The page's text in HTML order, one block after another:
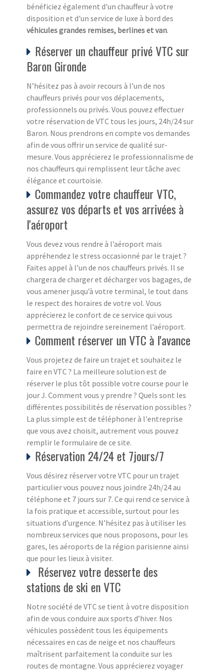
bénéficiez également d'un chauffeur à votre
disposition et d'un service de luxe à bord des
véhicules grandes remises, berlines et van.
Réserver un chauffeur privé VTC sur
Baron Gironde
N’hésitez pas à avoir recours à l’un de nos
chauffeurs privés pour vos déplacements,
professionnels ou privés. Vous pouvez effectuer
votre réservation de VTC tous les jours, 24h/24 sur
Baron. Nous prendrons en compte vos demandes
afin de vous offrir un service de qualité sur-
mesure. Vous apprécierez le professionnalisme de
nos chauffeurs qui remplissent leur tâche avec
élégance et courtoisie.
Commandez votre chauffeur VTC,
assurez vos départs et vos arrivées à
l'aéroport
Vous devez vous rendre à l’aéroport mais
appréhendez le stress occasionné par le trajet ?
Faites appel à l’un de nos chauffeurs privés. Il se
chargera de charger et décharger vos bagages, de
vous amener jusqu’à votre terminal, le tout dans
le respect des horaires de votre vol. Vous
apprécierez le confort de ce service qui vous
permettra de rejoindre sereinement l’aéroport.
Comment réserver un VTC à l'avance
Vous projetez de faire un trajet et souhaitez le
faire en VTC ? La meilleure solution est de
réserver le plus tôt possible votre course pour le
jour J. Comment vous y prendre ? Quels sont les
différentes possibilités de réservation possibles ?
La plus simple est de téléphoner à l'entreprise
que vous avez choisit, autrement vous pouvez
remplir le formulaire de ce site.
Réservation 24/24 et 7jours/7
Vous désirez réserver votre VTC pour un trajet
particulier vous pouvez nous joindre 24h/24 au
téléphone et 7 jours sur 7. Ce qui rend ce service à
la fois pratique et accessible, surtout pour les
situations d’urgence. N’hésitez pas à utiliser les
nombreux services que nous proposons, pour les
gares, les aéroports de la région parisienne ainsi
que pour les lieux à visiter.
Réservez votre desserte des
stations de ski en VTC
Notre société de VTC se tient à votre disposition
afin de vous conduire aux sports d’hiver. Nos
véhicules possèdent tous les équipements
nécessaires en cas de neige et nos chauffeurs
maîtrisent parfaitement la conduite sur les
routes de montagne. Vous apprécierez voyager